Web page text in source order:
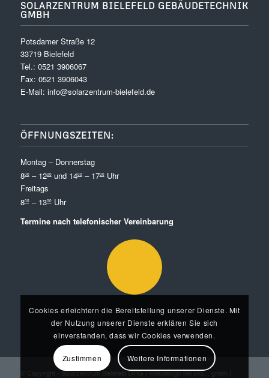
SOLARZENTRUM BIELEFELD GEBÄUDETECHNIK
GMBH
Potsdamer Straße 12
33719 Bielefeld
Tel.: 0521 3906067
Fax: 0521 3906043
E-Mail: info@solarzentrum-bielefeld.de
ÖFFNUNGSZEITEN:
Montag – Donnerstag
800– 1200und 1400– 1700Uhr
Freitags
800– 1300Uhr
Termine nach telefonischer Vereinbarung
© Copyright -Solarzentrum Bielefeld OHG|Webdesign bei sks... gmbh
Cookies erleichtern die Bereitstellung unserer Dienste. Mit
der Nutzung unserer Dienste erklären Sie sich
einverstanden, dass wir Cookies verwenden.
Zustimmen Weitere Informationen